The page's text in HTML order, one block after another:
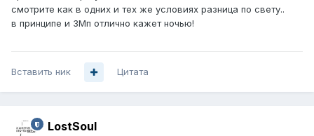
смотрите как в одних и тех же условиях разница по свету..
в принципе и 3Мп отлично кажет ночью!
Вставить ник Цитата
LostSoul